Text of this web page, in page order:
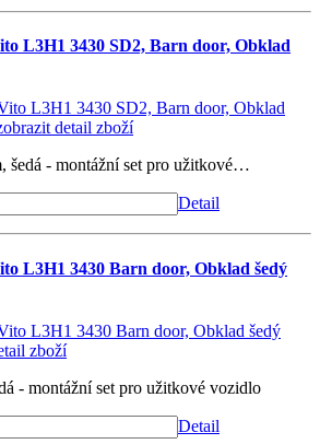
L3H1 3430 SD2, Barn door, Obklad
šedá - montážní set pro užitkové…
Detail
L3H1 3430 Barn door, Obklad šedý
- montážní set pro užitkové vozidlo
Detail